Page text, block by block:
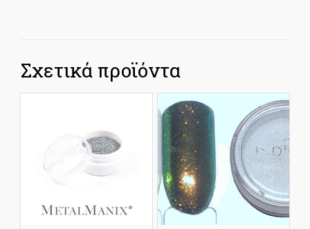
Σχετικά προϊόντα